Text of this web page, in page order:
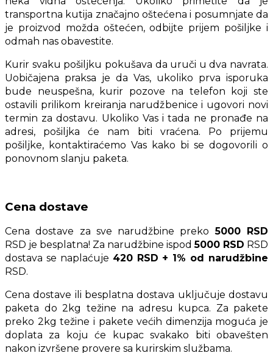
transportna kutija značajno oštećena i posumnjate da
je proizvod možda oštećen, odbijte prijem pošiljke i
odmah nas obavestite.
Kurir svaku pošiljku pokušava da uruči u dva navrata.
Uobičajena praksa je da Vas, ukoliko prva isporuka
bude neuspešna, kurir pozove na telefon koji ste
ostavili prilikom kreiranja narudžbenice i ugovori novi
termin za dostavu. Ukoliko Vas i tada ne pronađe na
adresi, pošiljka će nam biti vraćena. Po prijemu
pošiljke, kontaktiraćemo Vas kako bi se dogovorili o
ponovnom slanju paketa.
Cena dostave
Cena dostave za sve narudžbine preko5000 RSD
RSD je besplatna! Za narudžbine ispod5000 RSD RSD
dostava se naplaćuje 420 RSD + 1% od narudžbine
RSD.
Cena dostave ili besplatna dostava uključuje dostavu
paketa do 2kg težine na adresu kupca. Za pakete
preko 2kg težine i pakete većih dimenzija moguća je
doplata za koju će kupac svakako biti obavešten
nakon izvršene provere sa kurirskim službama.